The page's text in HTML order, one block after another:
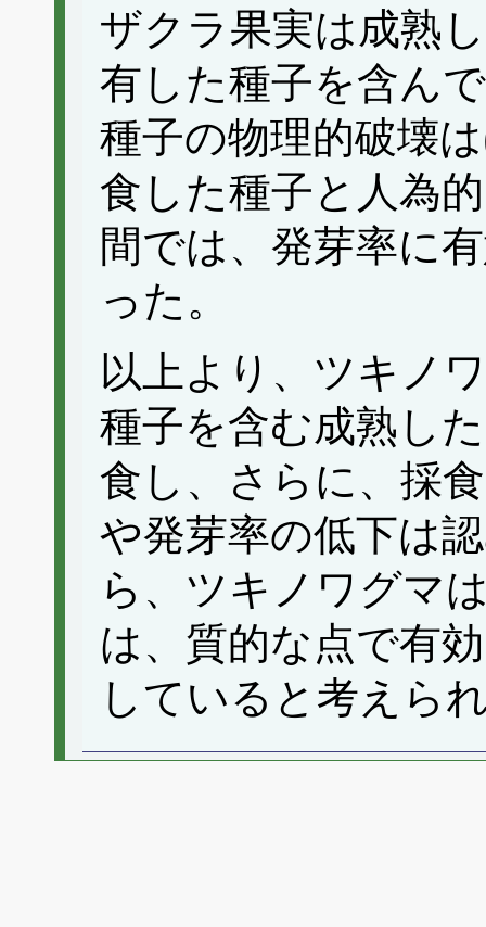
ザクラ果実は成熟
有した種子を含ん
種子の物理的破壊
食した種子と人為
間では、発芽率に
った。
以上より、ツキノ
種子を含む成熟し
食し、さらに、採
や発芽率の低下は
ら、ツキノワグマ
は、質的な点で有
していると考えら